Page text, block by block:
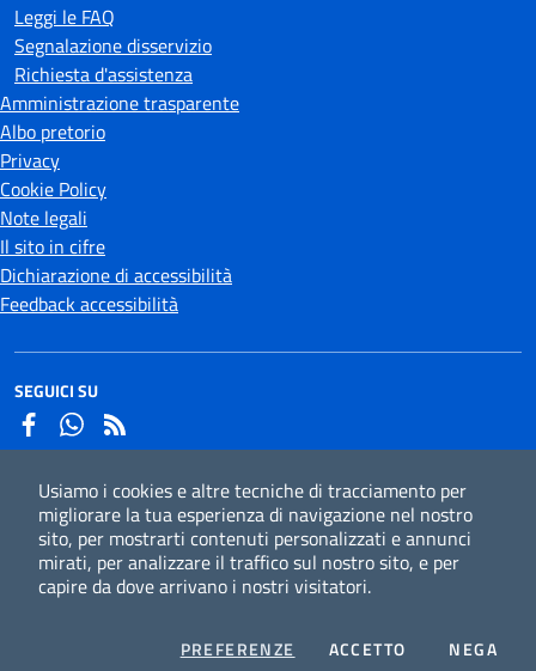
Usiamo i cookies e altre tecniche di tracciamento per
migliorare la tua esperienza di navigazione nel nostro
sito, per mostrarti contenuti personalizzati e annunci
mirati, per analizzare il traffico sul nostro sito, e per
capire da dove arrivano i nostri visitatori.
PREFERENZE COOKIES
ACCETTO I COOKIES
NEGAI
Leggi le FAQ
Segnalazione disservizio
Richiesta d'assistenza
Amministrazione trasparente
Albo pretorio
Privacy
Cookie Policy
Note legali
Il sito in cifre
Dichiarazione di accessibilità
Feedback accessibilità
SEGUICI SU
FacebookWhatsapp
Iscriviti alla newsletter